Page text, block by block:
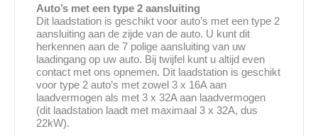
Auto’s met een type 2 aansluiting
Dit laadstation is geschikt voor auto’s met een type 2
aansluiting aan de zijde van de auto. U kunt dit
herkennen aan de 7 polige aansluiting van uw
laadingang op uw auto. Bij twijfel kunt u altijd even
contact met ons opnemen. Dit laadstation is geschikt
voor type 2 auto’s met zowel 3 x 16A aan
laadvermogen als met 3 x 32A aan laadvermogen
(dit laadstation laadt met maximaal 3 x 32A, dus
22kW).